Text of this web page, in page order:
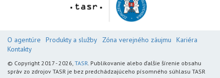
O agentúre Produkty a služby Zóna verejného záujmu
Kariéra
Kontakty
© Copyright 2017 - 2026, TASR. Publikovanie alebo ďalšie šírenie obsahu
správ zo zdrojov TASR je bez predchádzajúceho písomného súhlasu TASR